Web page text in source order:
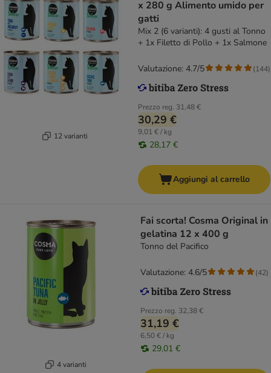
12 varianti
x 280 g Alimento umido per
gatti
Mix 2 (6 varianti): 4 gusti al Tonno
+ 1x Filetto di Pollo + 1x Salmone
Prezzo reg. 31,48 €
30,29 €
9,01 € / kg
28,17 €
Valutazione: 4.7/5 (144)
Aggiungi al carrello
4 varianti
Fai scorta! Cosma Original in
gelatina 12 x 400 g
Tonno del Pacifico
Prezzo reg. 32,38 €
31,19 €
6,50 € / kg
29,01 €
Valutazione: 4.6/5 (42)